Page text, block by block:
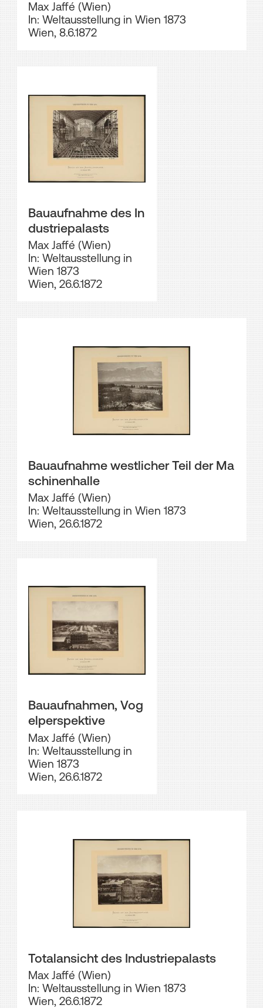
Max Jaffé (Wien)
In: Weltausstellung in Wien 1873
Wien, 8.6.1872
Bauaufnahme des In
dustriepalasts
Max Jaffé (Wien)
In: Weltausstellung in
Wien 1873
Wien, 26.6.1872
Bauaufnahme westlicher Teil der Ma
schinenhalle
Max Jaffé (Wien)
In: Weltausstellung in Wien 1873
Wien, 26.6.1872
Bauaufnahmen, Vog
elperspektive
Max Jaffé (Wien)
In: Weltausstellung in
Wien 1873
Wien, 26.6.1872
Totalansicht des Industriepalasts
Max Jaffé (Wien)
In: Weltausstellung in Wien 1873
Wien, 26.6.1872